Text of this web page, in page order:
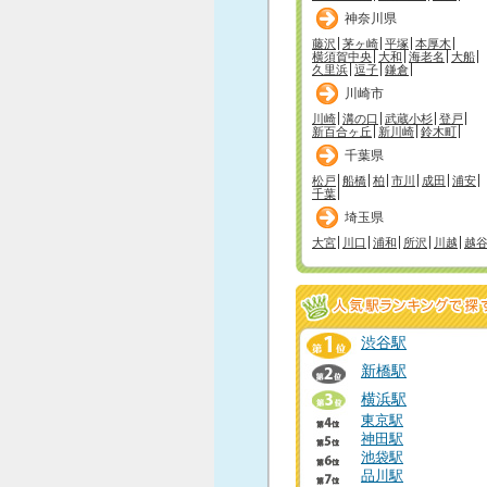
神奈川県
藤沢 茅ヶ崎 平塚 本厚木
横須賀中央 大和 海老名 大船
久里浜 逗子 鎌倉
川崎市
川崎 溝の口 武蔵小杉 登戸
新百合ヶ丘
新川崎 鈴木町
千葉県
松戸 船橋 柏 市川 成田 浦安
千葉
埼玉県
大宮 川口 浦和 所沢 川越 越谷
渋谷駅
新橋駅
横浜駅
東京駅
神田駅
池袋駅
品川駅